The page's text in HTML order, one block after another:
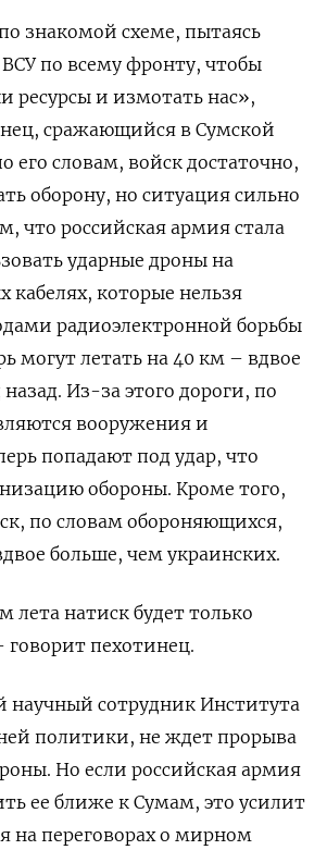
знакомой схеме, пытаясь
по всему фронту, чтобы
ресурсы и измотать нас»,
сражающийся в Сумской
его словам, войск достаточно,
оборону, но ситуация сильно
что российская армия стала
ударные дроны на
кабелях, которые нельзя
радиоэлектронной борьбы
могут летать на 40 км – вдвое
Из-за этого дороги, по
вооружения и
попадают под удар, что
обороны. Кроме того,
по словам обороняющихся,
больше, чем украинских.
лета натиск будет только
говорит пехотинец.
научный сотрудник Института
политики, не ждет прорыва
Но если российская армия
ее ближе к Сумам, это усилит
на переговорах о мирном